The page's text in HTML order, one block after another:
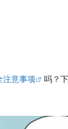
注意事项
吗？